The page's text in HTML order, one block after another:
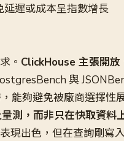
延遲或成本呈指數增長
。 ClickHouse 主張開放
與
能夠避免被廠商選擇性
測，而非只在快取資料上
現出色，但在查詢剛寫